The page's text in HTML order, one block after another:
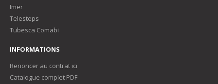
Imer
Telesteps
Tubesca Comabi
INFORMATIONS
Renoncer au contrat ici
Catalogue complet PDF